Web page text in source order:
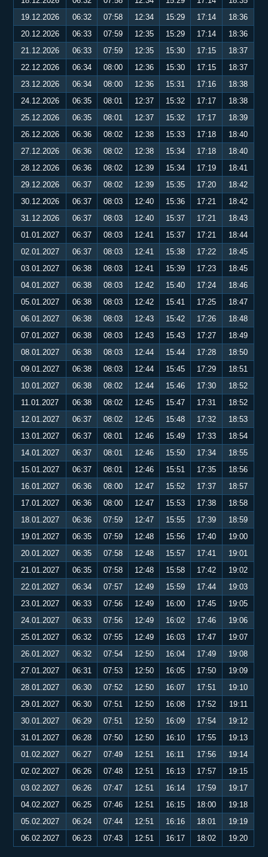
19.12.2026
06:32 07:58 12:34 15:29 17:14
18:36
20.12.2026
06:33 07:59 12:35 15:29 17:14
18:36
21.12.2026
06:33 07:59 12:35 15:30 17:15
18:37
22.12.2026
06:34 08:00 12:36 15:30 17:15
18:37
23.12.2026
06:34 08:00 12:36 15:31 17:16
18:38
24.12.2026
06:35 08:01 12:37 15:32 17:17
18:38
25.12.2026
06:35 08:01 12:37 15:32 17:17
18:39
26.12.2026
06:36 08:02 12:38 15:33 17:18
18:40
27.12.2026
06:36 08:02 12:38 15:34 17:18
18:40
28.12.2026
06:36 08:02 12:39 15:34 17:19
18:41
29.12.2026
06:37 08:02 12:39 15:35 17:20
18:42
30.12.2026
06:37 08:03 12:40 15:36 17:21
18:42
31.12.2026
06:37 08:03 12:40 15:37 17:21
18:43
01.01.2027
06:37 08:03 12:41 15:37 17:21
18:44
02.01.2027
06:37 08:03 12:41 15:38 17:22
18:45
03.01.2027
06:38 08:03 12:41 15:39 17:23
18:45
04.01.2027
06:38 08:03 12:42 15:40 17:24
18:46
05.01.2027
06:38 08:03 12:42 15:41 17:25
18:47
06.01.2027
06:38 08:03 12:43 15:42 17:26
18:48
07.01.2027
06:38 08:03 12:43 15:43 17:27
18:49
08.01.2027
06:38 08:03 12:44 15:44 17:28
18:50
09.01.2027
06:38 08:03 12:44 15:45 17:29
18:51
10.01.2027
06:38 08:02 12:44 15:46 17:30
18:52
11.01.2027
06:38 08:02 12:45 15:47 17:31
18:52
12.01.2027
06:37 08:02 12:45 15:48 17:32
18:53
13.01.2027
06:37 08:01 12:46 15:49 17:33
18:54
14.01.2027
06:37 08:01 12:46 15:50 17:34
18:55
15.01.2027
06:37 08:01 12:46 15:51 17:35
18:56
16.01.2027
06:36 08:00 12:47 15:52 17:37
18:57
17.01.2027
06:36 08:00 12:47 15:53 17:38
18:58
18.01.2027
06:36 07:59 12:47 15:55 17:39
18:59
19.01.2027
06:35 07:59 12:48 15:56 17:40
19:00
20.01.2027
06:35 07:58 12:48 15:57 17:41
19:01
21.01.2027
06:35 07:58 12:48 15:58 17:42
19:02
22.01.2027
06:34 07:57 12:49 15:59 17:44
19:03
23.01.2027
06:33 07:56 12:49 16:00 17:45
19:05
24.01.2027
06:33 07:56 12:49 16:02 17:46
19:06
25.01.2027
06:32 07:55 12:49 16:03 17:47
19:07
26.01.2027
06:32 07:54 12:50 16:04 17:49
19:08
27.01.2027
06:31 07:53 12:50 16:05 17:50
19:09
28.01.2027
06:30 07:52 12:50 16:07 17:51
19:10
29.01.2027
06:30 07:51 12:50 16:08 17:52
19:11
30.01.2027
06:29 07:51 12:50 16:09 17:54
19:12
31.01.2027
06:28 07:50 12:50 16:10 17:55
19:13
01.02.2027
06:27 07:49 12:51 16:11 17:56
19:14
02.02.2027
06:26 07:48 12:51 16:13 17:57
19:15
03.02.2027
06:26 07:47 12:51 16:14 17:59
19:17
04.02.2027
06:25 07:46 12:51 16:15 18:00
19:18
05.02.2027
06:24 07:44 12:51 16:16 18:01
19:19
06.02.2027
06:23 07:43 12:51 16:17 18:02 19:20